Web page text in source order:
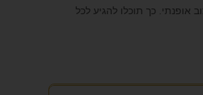
אופנתי. כך תוכלו להגיע לכל